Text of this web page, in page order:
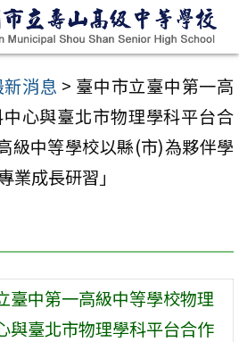
新消息 > 臺中市立臺中第一高
心與臺北市物理學科平台合
級中等學校以縣(市)為夥伴學
業成長研習」
臺中第一高級中等學校物理
與臺北市物理學科平台合作